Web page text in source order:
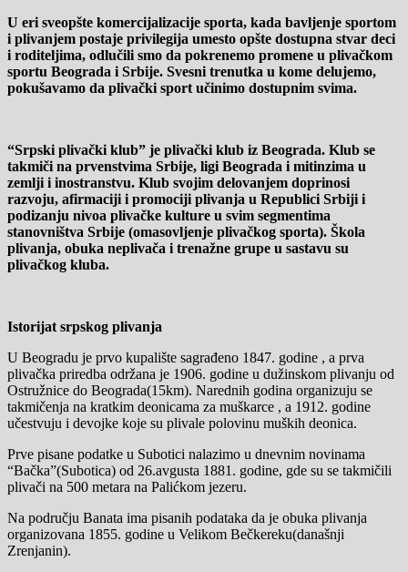
U eri sveopšte komercijalizacije sporta, kada bavljenje sportom
i plivanjem postaje privilegija umesto opšte dostupna stvar deci
i roditeljima, odlučili smo da pokrenemo promene u plivačkom
sportu Beograda i Srbije. Svesni trenutka u kome delujemo,
pokušavamo da plivački sport učinimo dostupnim svima.
“Srpski plivački klub” je plivački klub iz Beograda. Klub se
takmiči na prvenstvima Srbije, ligi Beograda i mitinzima u
zemlji i inostranstvu. Klub svojim delovanjem doprinosi
razvoju, afirmaciji i promociji plivanja u Republici Srbiji i
podizanju nivoa plivačke kulture u svim segmentima
stanovništva Srbije (omasovljenje plivačkog sporta). Škola
plivanja, obuka neplivača i trenažne grupe u sastavu su
plivačkog kluba.
Istorijat srpskog plivanja
U Beogradu je prvo kupalište sagrađeno 1847. godine , a prva
plivačka priredba održana je 1906. godine u dužinskom plivanju od
Ostružnice do Beograda(15km). Narednih godina organizuju se
takmičenja na kratkim deonicama za muškarce , a 1912. godine
učestvuju i devojke koje su plivale polovinu muških deonica.
Prve pisane podatke u Subotici nalazimo u dnevnim novinama
“Bačka”(Subotica) od 26.avgusta 1881. godine, gde su se takmičili
plivači na 500 metara na Palićkom jezeru.
Na području Banata ima pisanih podataka da je obuka plivanja
organizovana 1855. godine u Velikom Bečkereku(današnji
Zrenjanin).